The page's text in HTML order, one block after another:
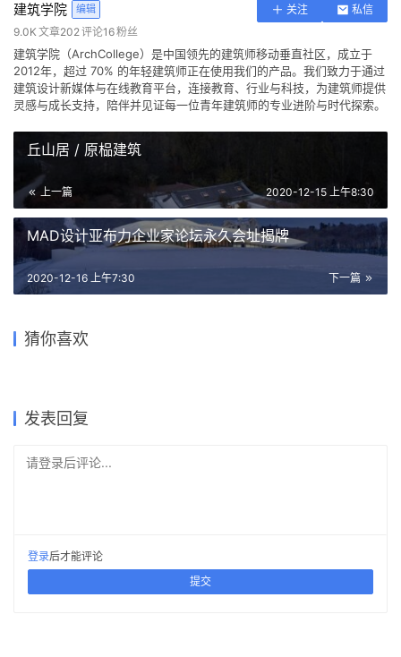
建筑学院 编辑 关注
私信
9.0K 文章202评论16粉丝
建筑学院（ArchCollege）是中国领先的建筑师移动垂直社区，成立于
2012年，超过 70% 的年轻建筑师正在使用我们的产品。我们致力于通过
建筑设计新媒体与在线教育平台，连接教育、行业与科技，为建筑师提供
灵感与成长支持，陪伴并见证每一位青年建筑师的专业进阶与时代探索。
丘山居 / 原榀建筑
上一篇 2020-12-15 上午8:30
MAD设计亚布力企业家论坛永久会址揭牌
下一篇
2020-12-16 上午7:30
猜你喜欢
与媒体的距离，并不遥远
大二学生的幼儿园设计应该是
几栋楼好看，没几栋楼真值得
被照成什么样 | 齐洪海 一席第
发表回复
请登录后评论...
登录后才能评论
提交